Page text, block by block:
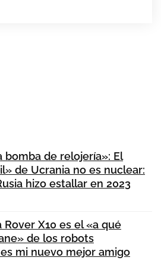
bomba de relojería»: El
de Ucrania no es nuclear:
hizo estallar en 2023
Rover X10 es el «a qué
de los robots
mi nuevo mejor amigo